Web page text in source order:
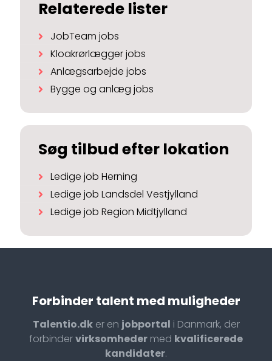
Relaterede lister
JobTeam jobs
Kloakrørlægger jobs
Anlægsarbejde jobs
Bygge og anlæg jobs
Søg tilbud efter lokation
Ledige job Herning
Ledige job Landsdel Vestjylland
Ledige job Region Midtjylland
Forbinder talent med muligheder
Talentio.dker en jobportal i Danmark, der
forbindervirksomheder med kvalificerede
kandidater.